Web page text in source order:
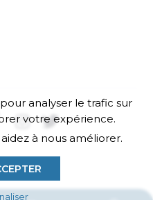
analyser le trafic sur
votre expérience.
à nous améliorer.